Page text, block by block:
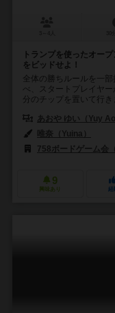
トランプを使ったオー
をビッドせよ！
全体の勝ちルールを一
べ、スタートプレイヤ
分のチップを置いて行
あおや ゆい（Yuy
唯奈（Yuina）
758ボードゲーム会
9
興味あり 経